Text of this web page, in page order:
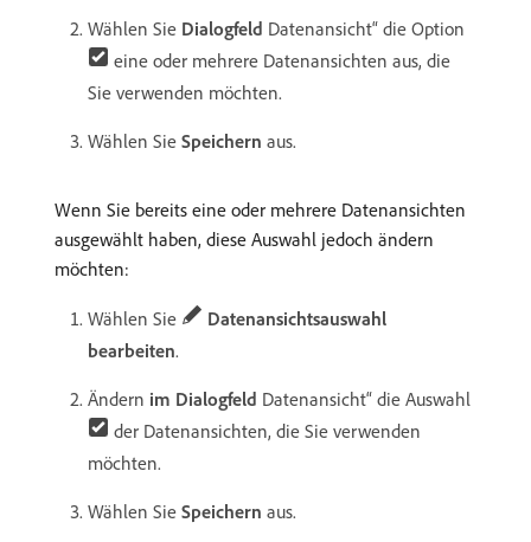
Wählen Sie Dialogfeld Datenansicht“ die Option
eine oder mehrere Datenansichten aus, die
Sie verwenden möchten.
Wählen Sie Speichern aus.
Wenn Sie bereits eine oder mehrere Datenansichten
ausgewählt haben, diese Auswahl jedoch ändern
möchten:
Wählen Sie
Datenansichtsauswahl
bearbeiten.
Ändern im Dialogfeld Datenansicht“ die Auswahl
der Datenansichten, die Sie verwenden
möchten.
Wählen Sie Speichern aus.